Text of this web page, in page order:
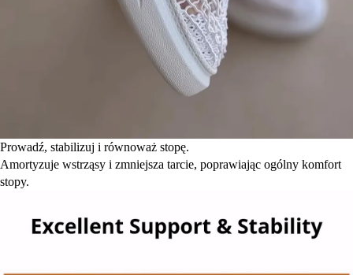
Prowadź, stabilizuj i równoważ stopę.
Amortyzuje wstrząsy i zmniejsza tarcie, poprawiając ogólny komfort
stopy.